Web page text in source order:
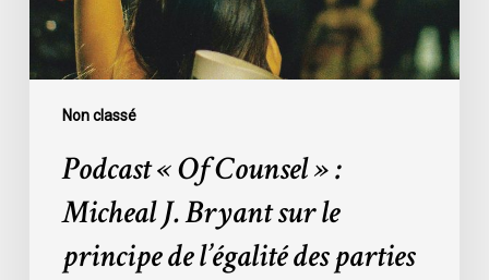
Non classé
Bryant
sur
principe
l’égalité
parties
Podcast « Of Counsel » :
Micheal J. Bryant sur le
principe de l’égalité des parties